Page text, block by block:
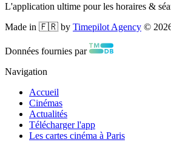
L'application ultime pour les horaires &
Made in 🇫🇷 by Timepilot Agency ©
Données fournies par
Navigation
Accueil
Cinémas
Actualités
Télécharger l'app
Les cartes cinéma à Paris